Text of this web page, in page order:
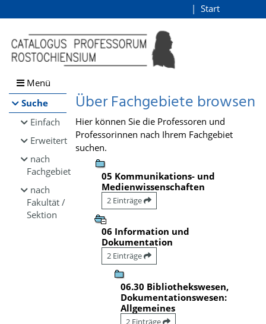
Browsen
direkt zum Inhalt
Start
Menü
Suche
Einfach
Erweitert
nach
Fachgebiet
nach
Fakultät /
Sektion
Über Fachgebiete browsen
Hier können Sie die Professoren und
Professorinnen nach Ihrem Fachgebiet
suchen.
05 Kommunikations- und
Medienwissenschaften
2 Einträge
06 Information und
Dokumentation
2 Einträge
06.30 Bibliothekswesen,
Dokumentationswesen:
Allgemeines
2 Einträge